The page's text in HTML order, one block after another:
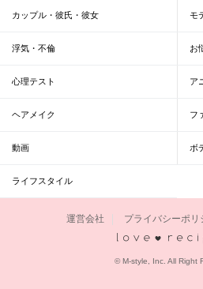
カップル・彼氏・彼女 モ
浮気・不倫 お
心理テスト ア
ヘアメイク フ
動画 ボ
ライフスタイル
運営会社 プライバシーポリ
© M-style, Inc. All Right